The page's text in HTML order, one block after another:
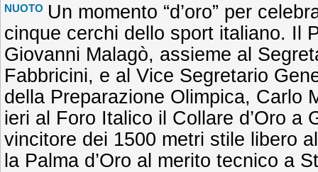
NUOTO Un momento “d’oro” per
cinque cerchi dello sport italiano. Il
Giovanni Malagò, assieme al
Fabbricini, e al Vice Segretario
della Preparazione Olimpica, Carlo
ieri al Foro Italico il Collare d’Oro a
vincitore dei 1500 metri stile libero
la Palma d’Oro al merito tecnico a